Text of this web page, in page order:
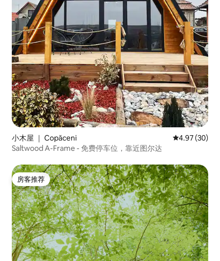
小木屋 ｜ Copăceni 平均评分
4.97 (30)
Saltwood A-Frame - 免费停车位，靠近图尔达
房客推荐
房客推荐